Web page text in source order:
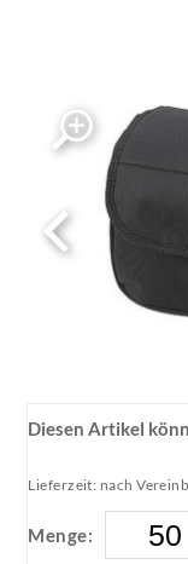
Diesen Artikel
Lieferzeit: nach
Menge: